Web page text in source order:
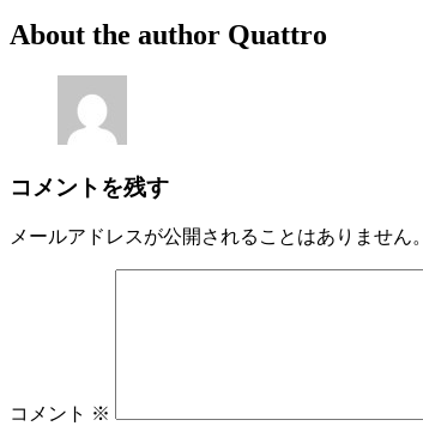
About the author Quattro
コメントを残す
メールアドレスが公開されることはありません。
コメント ※